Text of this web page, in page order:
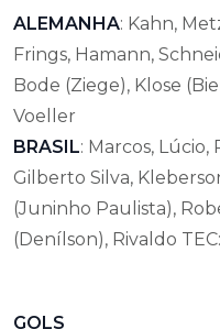
ALEMANHA: Kahn,
Frings, Hamann,
Bode (Ziege), Klose
Voeller
BRASIL: Marcos,
Gilberto Silva,
(Juninho Paulista),
(Denílson), Rivaldo
GOLS